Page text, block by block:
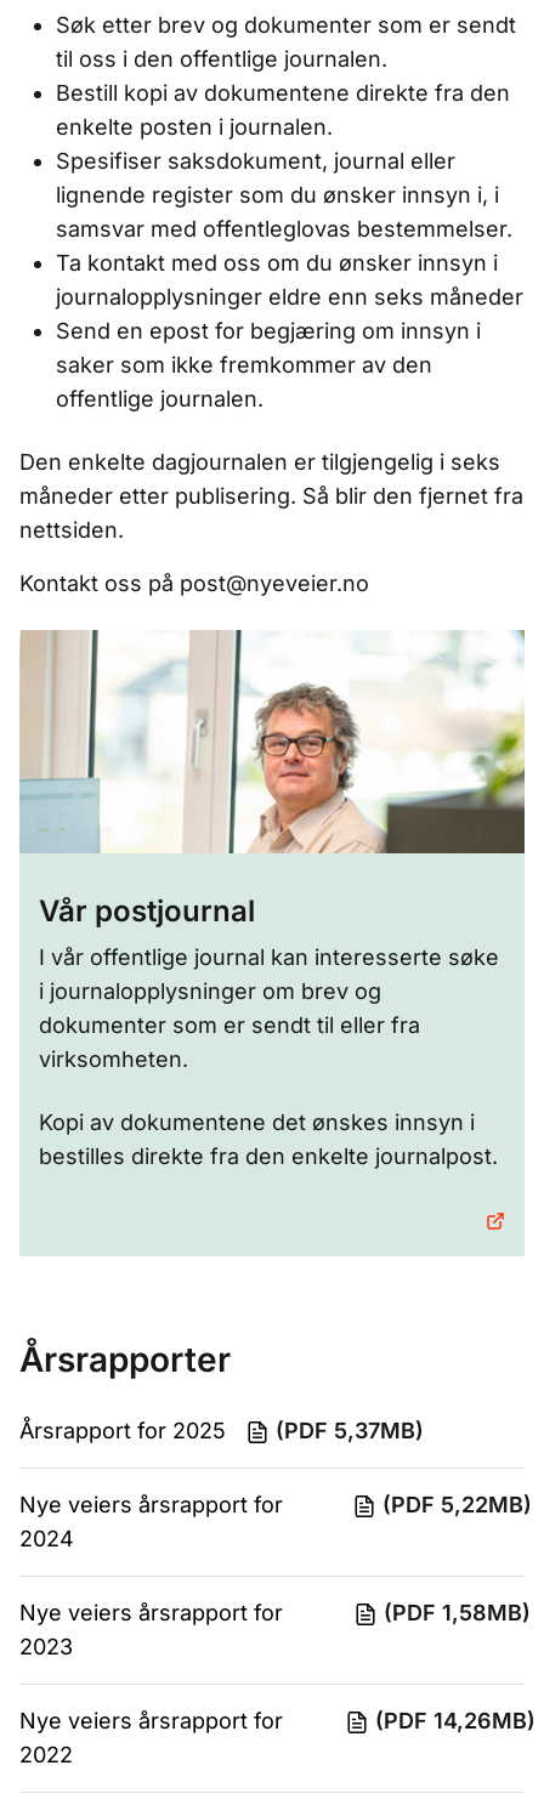
Søk etter brev og dokumenter som er sendt
til oss i den offentlige journalen.
Bestill kopi av dokumentene direkte fra den
enkelte posten i journalen.
Spesifiser saksdokument, journal eller
lignende register som du ønsker innsyn i, i
samsvar med offentleglovas bestemmelser.
Ta kontakt med oss om du ønsker innsyn i
journalopplysninger eldre enn seks måneder
Send en epost for begjæring om innsyn i
saker som ikke fremkommer av den
offentlige journalen.
Den enkelte dagjournalen er tilgjengelig i seks
måneder etter publisering. Så blir den fjernet fra
nettsiden.
Kontakt oss på post@nyeveier.no
Vår postjournal
I vår offentlige journal kan interesserte søke
i journalopplysninger om brev og
dokumenter som er sendt til eller fra
virksomheten.
Kopi av dokumentene det ønskes innsyn i
bestilles direkte fra den enkelte journalpost.
Årsrapporter
Årsrapport for 2025 (PDF 5,37MB)
Nye veiers årsrapport for
2024
(PDF 5,22MB)
Nye veiers årsrapport for
2023
(PDF 1,58MB)
Nye veiers årsrapport for
2022
(PDF 14,26MB)